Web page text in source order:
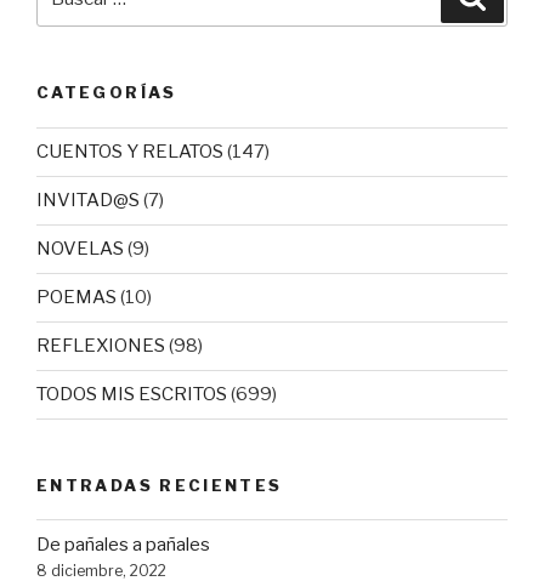
por:
CATEGORÍAS
CUENTOS Y RELATOS (147)
INVITAD@S (7)
NOVELAS (9)
POEMAS (10)
REFLEXIONES (98)
TODOS MIS ESCRITOS (699)
ENTRADAS RECIENTES
De pañales a pañales
8 diciembre, 2022